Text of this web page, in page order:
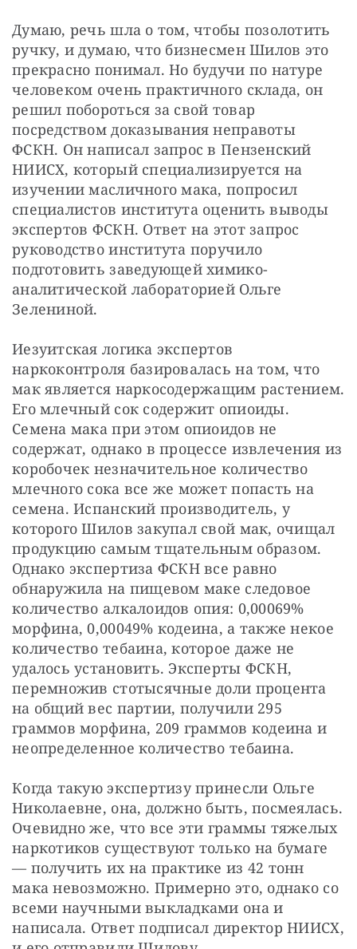
Думаю, речь шла о том, чтобы позолотить
ручку, и думаю, что бизнесмен Шилов это
прекрасно понимал. Но будучи по натуре
человеком очень практичного склада, он
решил побороться за свой товар
посредством доказывания неправоты
ФСКН. Он написал запрос в Пензенский
НИИСХ, который специализируется на
изучении масличного мака, попросил
специалистов института оценить выводы
экспертов ФСКН. Ответ на этот запрос
руководство института поручило
подготовить заведующей химико-
аналитической лабораторией Ольге
Зелениной.
Иезуитская логика экспертов
наркоконтроля базировалась на том, что
мак является наркосодержащим растением.
Его млечный сок содержит опиоиды.
Семена мака при этом опиоидов не
содержат, однако в процессе извлечения из
коробочек незначительное количество
млечного сока все же может попасть на
семена. Испанский производитель, у
которого Шилов закупал свой мак, очищал
продукцию самым тщательным образом.
Однако экспертиза ФСКН все равно
обнаружила на пищевом маке следовое
количество алкалоидов опия: 0,00069%
морфина, 0,00049% кодеина, а также некое
количество тебаина, которое даже не
удалось установить. Эксперты ФСКН,
перемножив стотысячные доли процента
на общий вес партии, получили 295
граммов морфина, 209 граммов кодеина и
неопределенное количество тебаина.
Когда такую экспертизу принесли Ольге
Николаевне, она, должно быть, посмеялась.
Очевидно же, что все эти граммы тяжелых
наркотиков существуют только на бумаге
— ​получить их на практике из 42 тонн
мака невозможно. Примерно это, однако со
всеми научными выкладками она и
написала. Ответ подписал директор НИИСХ,